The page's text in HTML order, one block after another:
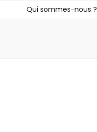
Qui sommes-nous ?